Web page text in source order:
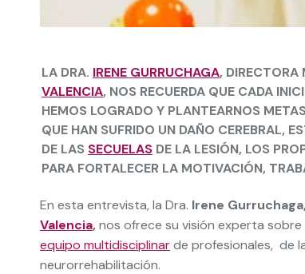
LA DRA. IRENE GURRUCHAGA, DIRECTORA
VALENCIA, NOS RECUERDA QUE CADA
HEMOS LOGRADO Y PLANTEARNOS
QUE HAN SUFRIDO UN DAÑO CEREBRAL,
DE LAS SECUELAS DE LA LESIÓN, LOS
PARA FORTALECER LA MOTIVACIÓN,
En esta entrevista, la Dra. Irene Gurruchaga,
Valencia, nos ofrece su visión experta
equipo multidisciplinarde profesionales, de
neurorrehabilitación.